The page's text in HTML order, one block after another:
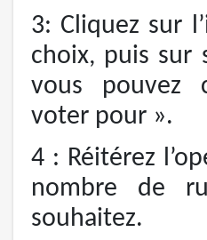
3: Cliquez sur
choix, puis sur
vous pouvez
voter pour ».
4 : Réitérez
nombre de
souhaitez.